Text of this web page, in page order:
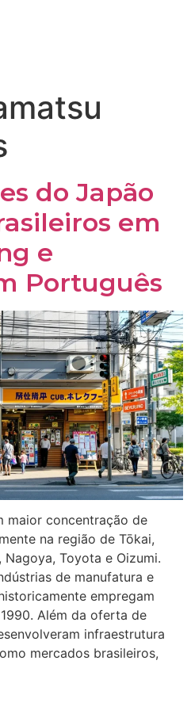
do Japão
em
e
Português
maior concentração de
na região de Tōkai,
Toyota e Oizumi.
de manufatura e
empregam
Além da oferta de
infraestrutura
mercados brasileiros,